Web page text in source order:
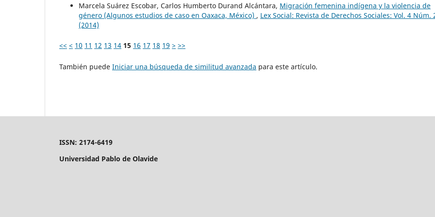
Marcela Suárez Escobar, Carlos Humberto Durand Alcántara, Migración femenina indígena y la violencia de
género (Algunos estudios de caso en Oaxaca, México) , Lex Social: Revista de Derechos Sociales: Vol. 4 Núm.
(2014)
<< < 10 11 12 13 14 15 16 17 18 19 > >>
También puede Iniciar una búsqueda de similitud avanzada para este artículo.
ISSN: 2174-6419
Universidad Pablo de Olavide